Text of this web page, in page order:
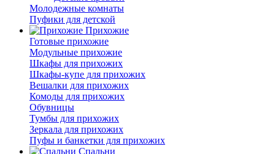
Молодежные комнаты
Пуфики для детской
Прихожие
Готовые прихожие
Модульные прихожие
Шкафы для прихожих
Шкафы-купе для прихожих
Вешалки для прихожих
Комоды для прихожих
Обувницы
Тумбы для прихожих
Зеркала для прихожих
Пуфы и банкетки для прихожих
Спальни